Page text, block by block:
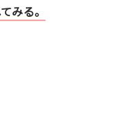
みる。